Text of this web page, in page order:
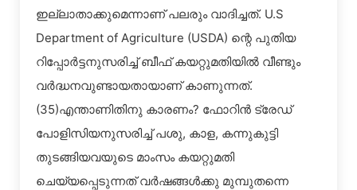
ഇല്ലാതാക്കുമെന്നാണ് പലരും വാദിച്ചത്. U.S
Department of Agriculture (USDA) ന്റെ പുതിയ
റിപ്പോര്‍ട്ടനുസരിച്ച് ബീഫ് കയറ്റുമതിയില്‍ വീണ്ടും
വര്‍ദ്ധനവുണ്ടായതായാണ് കാണുന്നത്.
(35)എന്താണിതിനു കാരണം? ഫോറിന്‍ ട്രേഡ്
പോളിസിയനുസരിച്ച് പശു, കാള, കന്നുകുട്ടി
തുടങ്ങിയവയുടെ മാംസം കയറ്റുമതി
ചെയ്യപ്പെടുന്നത് വര്‍ഷങ്ങള്‍ക്കു മുമ്പുതന്നെ